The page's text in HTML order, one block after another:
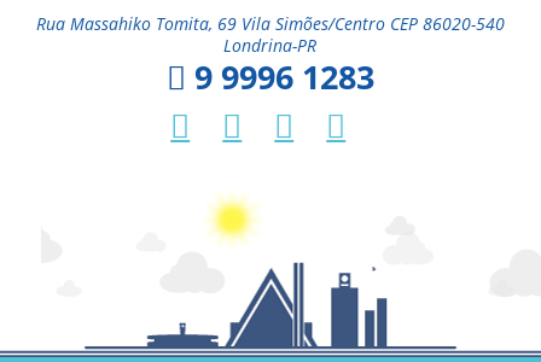
Rua Massahiko Tomita, 69 Vila Simões/Centro CEP 86020-540
Londrina-PR
9 9996 1283